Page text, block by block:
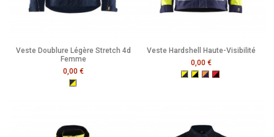
Veste Doublure Légère Stretch 4d
Femme
0,00 €
Bleu Marine Foncé/Jaune Fluo
Veste Hardshell Haute-Visibilité
0,00 €
Jaune Fluo/Marine
Jaune Fluo/Noir
Orange Fluo/Marine
Rouge Fluo/Noir